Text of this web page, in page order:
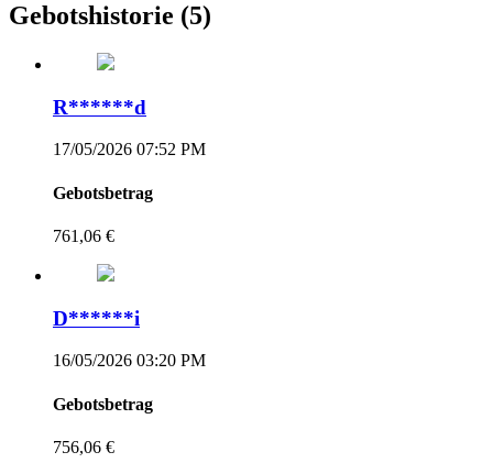
Gebotshistorie (5)
R******d
17/05/2026 07:52 PM
Gebotsbetrag
761,06 €
D******i
16/05/2026 03:20 PM
Gebotsbetrag
756,06 €